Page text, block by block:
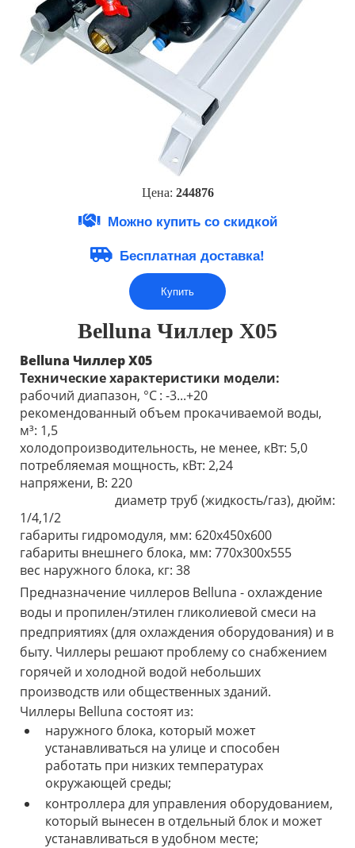
Цена: 244876
Можно купить со скидкой
Бесплатная доставка!
Купить
Belluna Чиллер Х05
Belluna Чиллер Х05
Технические характеристики модели:
рабочий диапазон, °С: -3...+20
рекомендованный объем прокачиваемой воды,
м³: 1,5
холодопроизводительность, не менее, кВт: 5,0
потребляемая мощность, кВт: 2,24
напряжени, В: 220
диаметр труб (жидкость/газ), дюйм:
1/4,1/2
габариты гидромодуля, мм: 620x450x600
габариты внешнего блока, мм: 770х300х555
вес наружного блока, кг: 38
Предназначение чиллеров Belluna - охлаждение
воды и пропилен/этилен гликолиевой смеси на
предприятиях (для охлаждения оборудования) и в
быту. Чиллеры решают проблему со снабжением
горячей и холодной водой небольших
производств или общественных зданий.
Чиллеры Belluna состоят из:
наружного блока, который может
устанавливаться на улице и способен
работать при низких температурах
окружающей среды;
контроллера для управления оборудованием,
который вынесен в отдельный блок и может
устанавливаться в удобном месте;